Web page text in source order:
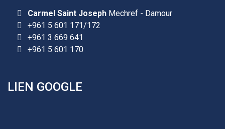
Carmel Saint Joseph Mechref - Damour
+961 5 601 171/172
+961 3 669 641
+961 5 601 170
LIEN GOOGLE